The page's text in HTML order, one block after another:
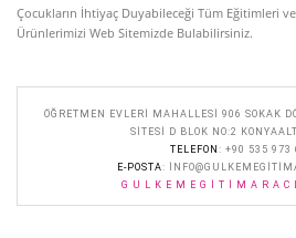
Çocukların İhtiyaç Duyabileceği Tüm Eğitimleri
Ürünlerimizi Web Sitemizde Bulabilirsiniz.
ÖĞRETMEN EVLERI MAHALLESI 906 SOKAK
SITESI D BLOK NO:2
TELEFON : +90 535 973
E-POSTA: